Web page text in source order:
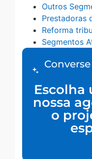
Outros
Prestadoras
Reforma
Segmentos
Escolha
nossa
o